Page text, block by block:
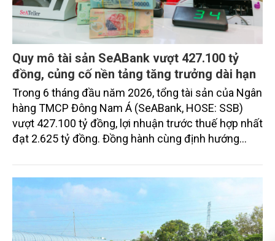
Quy mô tài sản SeABank vượt 427.100 tỷ
đồng, củng cố nền tảng tăng trưởng dài hạn
Trong 6 tháng đầu năm 2026, tổng tài sản của Ngân
hàng TMCP Đông Nam Á (SeABank, HOSE: SSB)
vượt 427.100 tỷ đồng, lợi nhuận trước thuế hợp nhất
đạt 2.625 tỷ đồng. Đồng hành cùng định hướng
SeABank tiếp tục duy trì hoạt động hiệu quả, mở
rộng tín dụng, củng cố nguồn vốn và đảm bảo các
chỉ tiêu an toàn.